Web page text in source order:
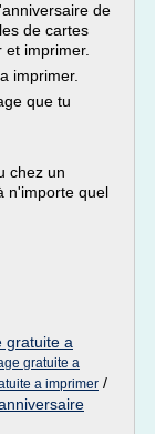
de
de cartes
imprimer.
imprimer.
que tu
chez un
n'importe quel
gratuite a
gratuite a
a imprimer /